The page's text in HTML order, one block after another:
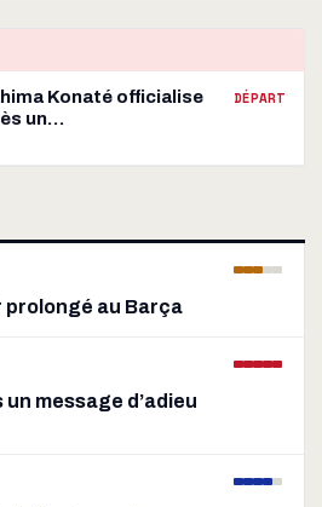
Konaté officialise
un…
DÉPART
prolongé au Barça
message d’adieu